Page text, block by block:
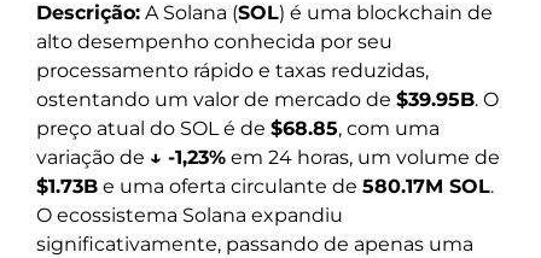
Descrição: A Solana (SOL) é uma blockchain de
alto desempenho conhecida por seu
processamento rápido e taxas reduzidas,
ostentando um valor de mercado de $39.95B. O
preço atual do SOL é de $68.85, com uma
variação de ↓ -1,23% em 24 horas, um volume de
$1.73B e uma oferta circulante de 580.17M SOL.
O ecossistema Solana expandiu
significativamente, passando de apenas uma